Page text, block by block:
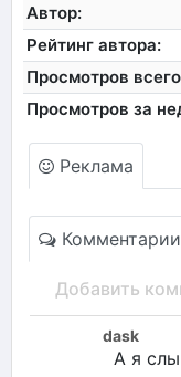
Автор:
Рейтинг автора:
Просмотров
Просмотров за
Реклама
Комментарии
Добавить
dask
А я